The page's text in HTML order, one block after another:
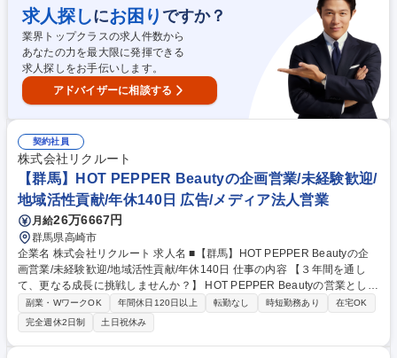
面談対応がありますが、大半が電話・チャットでの対応です。 （業務内容
の変更の範囲）当社業務全般 募集職種 【高崎】損害サービス主任(自動
車・火災保険)特定社員 福利厚生・WLB充実
求人探しにお困り ですか？
業界トップクラスの求人件数から
あなたの力を最大限に発揮できる
求人探しをお手伝いします。
アドバイザーに相談する
契約社員
株式会社リクルート
【群馬】HOT PEPPER Beautyの企画営業/未経験歓迎/
地域活性貢献/年休140日 広告/メディア法人営業
月給26万6667円
群馬県高崎市
企業名 株式会社リクルート 求人名 ■【群馬】HOT PEPPER Beautyの企
画営業/未経験歓迎/地域活性貢献/年休140日 仕事の内容 【３年間を通し
て、更なる成長に挑戦しませんか？】 HOT PEPPER Beautyの営業とし
て、各種サロンの集客の問題の解決・業務支援サービスを導入など経営の
パートナーとして、支援をお任せします。 【業務詳細】各種美容系サロン
クライアントへ新規・既存営業をお任せします。ただサービスを売るので
はなく、顧客ヒアリングを起点に店舗集客UPの課題解決提案を行いま
副業・WワークOK 年間休日120日以上 転勤なし 時短勤務あり
在宅OK
完全週休2日制
土日祝休み